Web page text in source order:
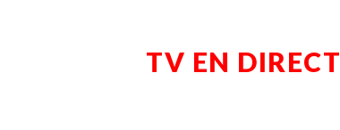
TV EN DIRECT